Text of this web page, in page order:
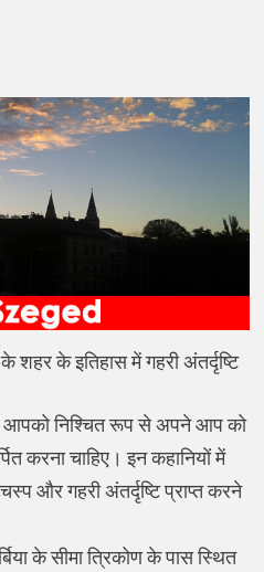
शहर के इतिहास में गहरी अंतर्दृष्टि
आपको निश्चित रूप से अपने आप को
करना चाहिए। इन कहानियों में
और गहरी अंतर्दृष्टि प्राप्त करने
के सीमा त्रिकोण के पास स्थित